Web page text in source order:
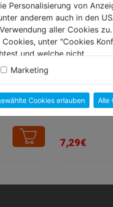
Stahl
13 Narrow
7,29€
Personalisierung von
anderem auch in den
aller Cookies
unter "Cookies
und welche nicht.
Marketing
Cookies erlauben Alle